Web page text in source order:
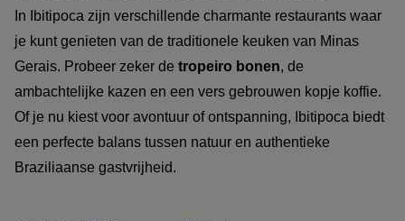
In Ibitipoca zijn verschillende charmante restaurants waar
je kunt genieten van de traditionele keuken van Minas
Gerais. Probeer zeker de tropeiro bonen, de
ambachtelijke kazen en een vers gebrouwen kopje koffie.
Of je nu kiest voor avontuur of ontspanning, Ibitipoca biedt
een perfecte balans tussen natuur en authentieke
Braziliaanse gastvrijheid.